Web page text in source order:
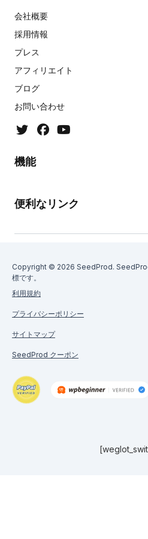
会社概要
採用情報
プレス
アフィリエイト
ブログ
お問い合わせ
機能
便利なリンク
Copyright © 2026 SeedProd.
標です。
利用規約
プライバシーポリシー
サイトマップ
SeedProd クーポン